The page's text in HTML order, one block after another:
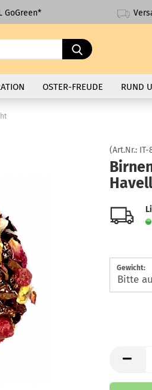
GoGreen*
Suche...
OSTER-FREUDE RUND
(Art.Nr.: IT-
Gewicht: